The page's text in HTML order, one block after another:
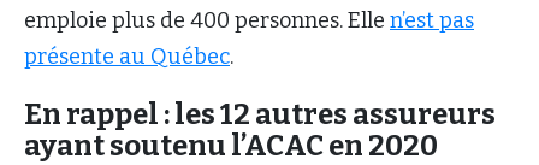
emploie plus de 400 personnes. Elle n’est pas
présente au Québec.
En rappel : les 12 autres assureurs
ayant soutenu l’ACAC en 2020